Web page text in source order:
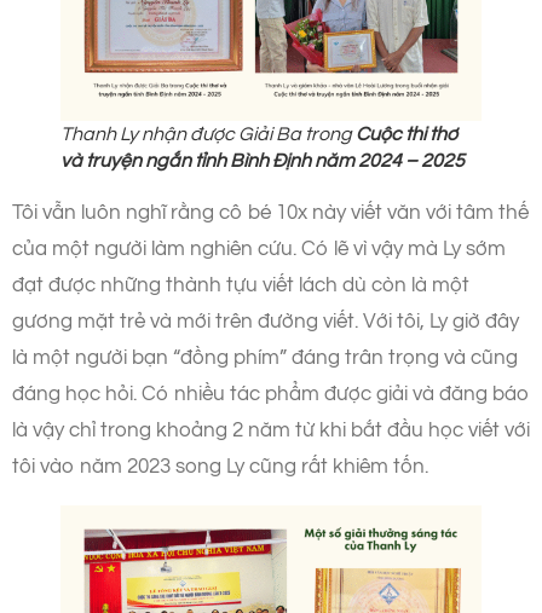
Thanh Ly nhận được Giải Ba trongCuộc thi thơ
và truyện ngắn tỉnh Bình Định năm 2024 – 2025
Tôi vẫn luôn nghĩ rằng cô bé 10x này viết văn với tâm thế
của một người làm nghiên cứu. Có lẽ vì vậy mà Ly sớm
đạt được những thành tựu viết lách dù còn là một
gương mặt trẻ và mới trên đường viết. Với tôi, Ly giờ đây
là một người bạn “đồng phím” đáng trân trọng và cũng
đáng học hỏi. Có nhiều tác phẩm được giải và đăng báo
là vậy chỉ trong khoảng 2 năm từ khi bắt đầu học viết với
tôi vào năm 2023 song Ly cũng rất khiêm tốn.